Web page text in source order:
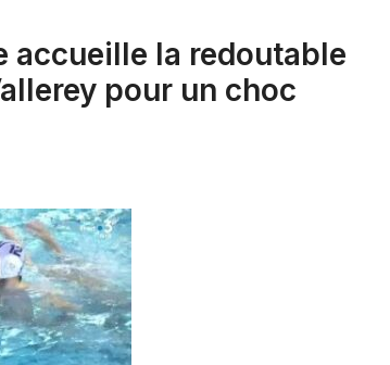
accueille la redoutable
pour un choc